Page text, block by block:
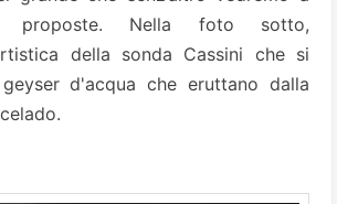
proposte. Nella foto sotto,
della sonda Cassini che si
d'acqua che eruttano dalla